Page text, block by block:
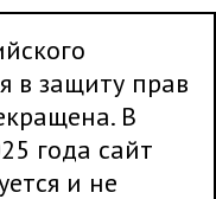
в защиту прав
В
года сайт
и не